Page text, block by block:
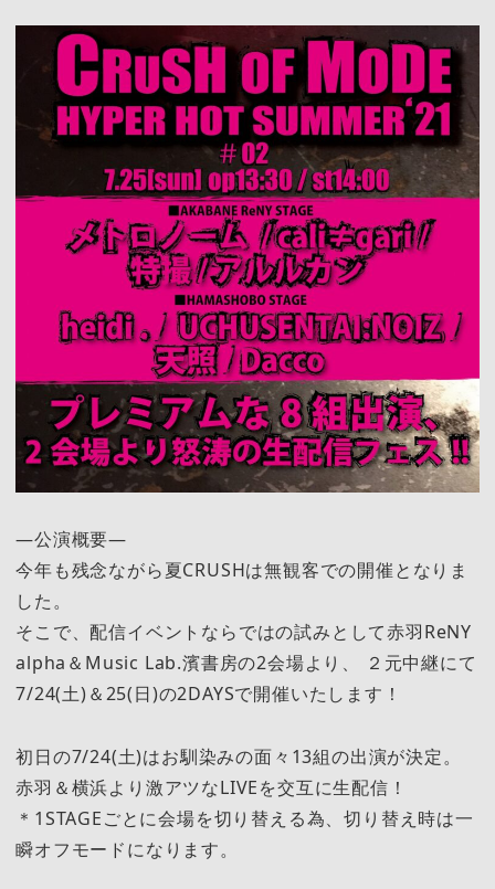
―公演概要―
今年も残念ながら夏CRUSHは無観客での開催となりま
した。
そこで、配信イベントならではの試みとして赤羽ReNY
alpha＆Music Lab.濱書房の2会場より、 ２元中継にて
7/24(土)＆25(日)の2DAYSで開催いたします！
初日の7/24(土)はお馴染みの面々13組の出演が決定。
赤羽＆横浜より激アツなLIVEを交互に生配信！
＊1STAGEごとに会場を切り替える為、切り替え時は一
瞬オフモードになります。